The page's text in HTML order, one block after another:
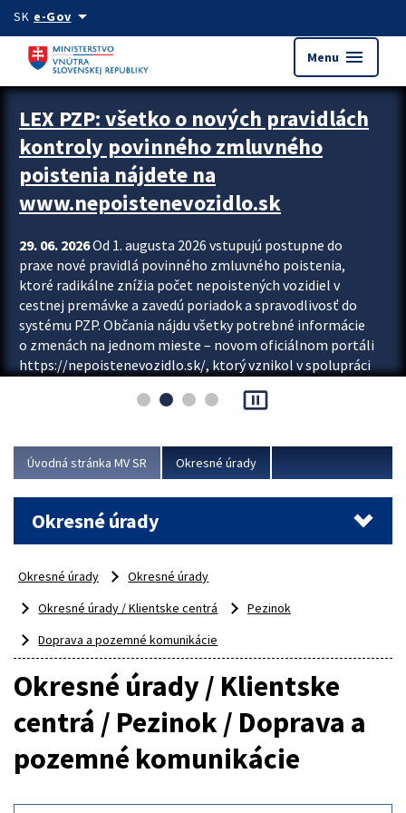
Preskocit na hlavný obsah
SK e-Govarrow_drop_down
Menu menu
Zastavit automatický posun upútavok
LEX PZP: všetko o nových pravidlách
kontroly povinného zmluvného
poistenia nájdete na
www.nepoistenevozidlo.sk
29. 06. 2026Od 1. augusta 2026 vstupujú postupne do
praxe nové pravidlá povinného zmluvného poistenia,
ktoré radikálne znížia počet nepoistených vozidiel v
cestnej premávke a zavedú poriadok a spravodlivosť do
systému PZP. Občania nájdu všetky potrebné informácie
o zmenách na jednom mieste – novom oficiálnom portáli
https://nepoistenevozidlo.sk/, ktorý vznikol v spolupráci
asociácie poisťovní (SLASPO) a Ministerstva vnútra SR.
Viac
pause_presentation
Úvodná stránka MV SR Okresné úrady
Okresné úrady
Okresné úrady
Okresné úrady
Okresné úrady / Klientske centrá
Pezinok
Doprava a pozemné komunikácie
Okresné úrady / Klientske
centrá / Pezinok / Doprava a
pozemné komunikácie